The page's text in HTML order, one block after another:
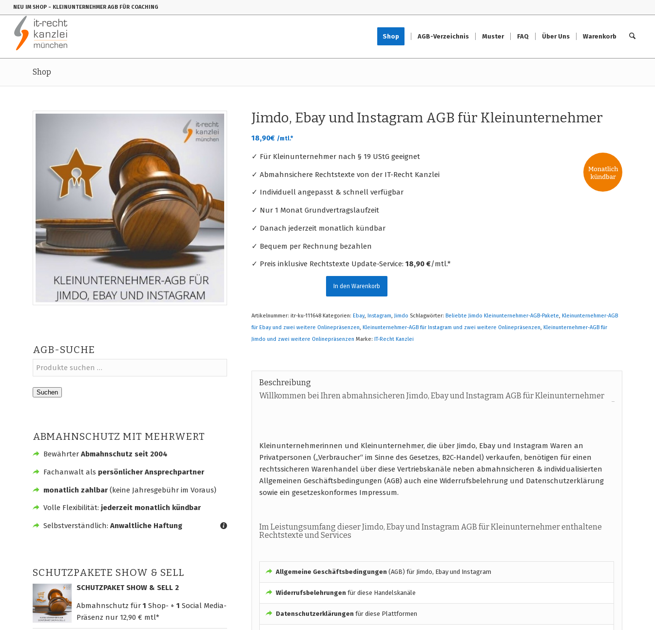
NEU IM SHOP - KLEINUNTERNEHMER AGB FÜR COACHING
Shop AGB-Verzeichnis Muster FAQ Über Uns Warenkorb
Shop
AGB-SUCHE
Suchen
ABMAHNSCHUTZ MIT MEHRWERT
BewährterAbmahnschutz seit 2004
Fachanwalt als persönlicher Ansprechpartner
monatlich zahlbar(keine Jahresgebühr im Voraus)
Volle Flexibilität: jederzeit monatlich kündbar
Selbstverständlich: Anwaltliche Haftung
SCHUTZPAKETE SHOW & SELL
SCHUTZPAKET SHOW & SELL 2
Abmahnschutz für 1 Shop- + 1 Social Media-
Präsenz nur 12,90 € mtl*
Jimdo, Ebay und Instagram AGB für Kleinunternehmer
18,90€ /mtl.*
✓ Für Kleinunternehmer nach § 19 UStG geeignet
✓ Abmahnsichere Rechtstexte von der IT-Recht Kanzlei
✓ Individuell angepasst & schnell verfügbar
✓ Nur 1 Monat Grundvertragslaufzeit
✓ Danach jederzeit monatlich kündbar
✓ Bequem per Rechnung bezahlen
✓ Preis inklusive Rechtstexte Update-Service:18,90 €/mtl.*
In den Warenkorb
Artikelnummer:itr-ku-111648 Kategorien:Ebay,Instagram,Jimdo Schlagwörter:Beliebte Jimdo Kleinunternehmer-AGB-Pakete,Kleinunternehmer-AGB
für Ebay und zwei weitere Onlinepräsenzen,Kleinunternehmer-AGB für Instagram und zwei weitere Onlinepräsenzen,Kleinunternehmer-AGB für
Jimdo und zwei weitere Onlinepräsenzen Marke:IT-Recht Kanzlei
Beschreibung
Willkommen bei Ihren abmahnsicheren Jimdo, Ebay und Instagram AGB für Kleinunternehmer
Kleinunternehmerinnen und Kleinunternehmer, die über Jimdo, Ebay und Instagram Waren an
Privatpersonen („Verbraucher“ im Sinne des Gesetzes, B2C-Handel) verkaufen, benötigen für einen
rechtssicheren Warenhandel über diese Vertriebskanäle neben abmahnsicheren & individualisierten
Allgemeinen Geschäftsbedingungen (AGB) auch eine Widerrufsbelehrung und Datenschutzerklärung
sowie ein gesetzeskonformes Impressum.
Im Leistungsumfang dieser Jimdo, Ebay und Instagram AGB für Kleinunternehmer enthaltene
Rechtstexte und Services
Allgemeine Geschäftsbedingungen (AGB) für Jimdo, Ebay und Instagram
Widerrufsbelehrungen für diese Handelskanäle
Datenschutzerklärungen für diese Plattformen